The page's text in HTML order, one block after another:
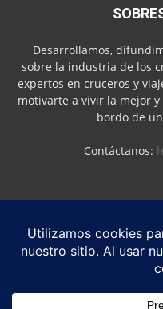
Desarrollamos,
sobre la industria de los
expertos en cruceros y
motivarte a vivir la mejor
bordo de
Contáctanos: